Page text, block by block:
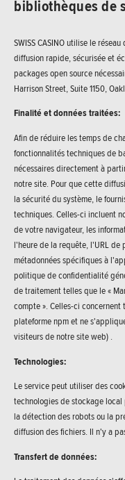
bibliothèques de
SWISS CASINO utilise le
diffusion rapide, sécurisée et
packages open source
Harrison Street, Suite 1150,
Finalité et données traitées:
Afin de réduire les temps de
fonctionnalités techniques de
nécessaires directement à
notre site. Pour que cette
la sécurité du système, le
techniques. Celles-ci incluent
de votre navigateur, les
l'heure de la requête, l'URL de
métadonnées spécifiques à
politique de confidentialité
de traitement telles que le «
compte ». Celles-ci
plateforme npm et ne
visiteurs de notre site web) .
Technologies:
Le service peut utiliser des
technologies de stockage
la détection des robots ou la
diffusion des fichiers. Il n'y a
Transfert de données: